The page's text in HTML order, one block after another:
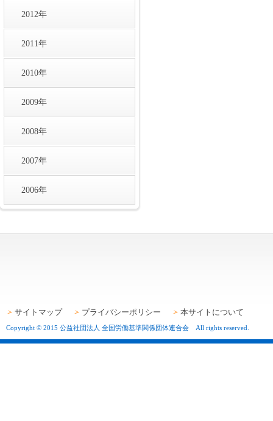
2012年
2011年
2010年
2009年
2008年
2007年
2006年
サイトマップ プライバシーポリシー 本サイトについて
Copyright © 2015 公益社団法人 全国労働基準関係団体連合会 All rights reserved.